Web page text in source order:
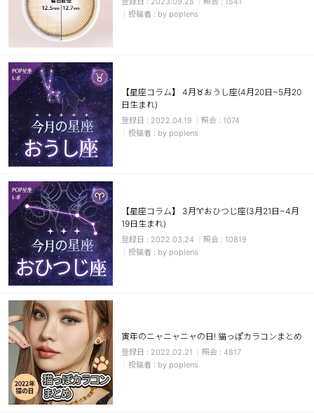
by poplens
【星座コラム】 4月♉おうし座(4月20日~5月20
日生まれ)
2022.04.19
1074
by poplens
【星座コラム】 3月♈おひつじ座(3月21日~4月
19日生まれ)
2022.03.24
10819
by poplens
寅年のニャニャニャの日! 猫っぽカラコンまとめ
2022.02.21
4817
by poplens